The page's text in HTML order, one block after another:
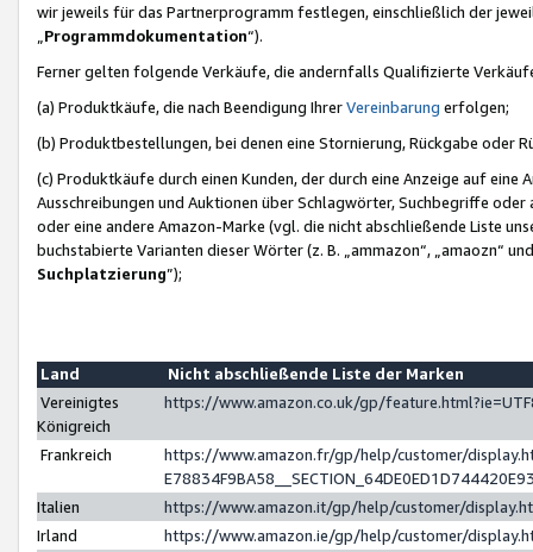
wir jeweils für das Partnerprogramm festlegen, einschließlich der
Programmdokumentation“).
Ferner gelten folgende Verkäufe, die andernfalls Qualifizierte
(a) Produktkäufe, die nach Beendigung IhrerVereinbarung erfolgen;
(b) Produktbestellungen, bei denen eine Stornierung, Rückgabe oder
(c) Produktkäufe durch einen Kunden, der durch eine Anzeige auf
Ausschreibungen und Auktionen über Schlagwörter, Suchbegriffe
oder eine andere Amazon-Marke (vgl. die nicht abschließende Liste
buchstabierte Varianten dieser Wörter (z. B. „ammazon“, „amaozn“
Suchplatzierung”);
Land
Nicht abschließende Liste der Marken
Vereinigtes
Königreich
https://www.amazon.co.uk/gp/
Frankreich
https://www.amazon.fr/gp/help/customer/
Italien
https://www.amazon.it/gp/help/customer/
Irland
https://www.amazon.ie/gp/help/customer/